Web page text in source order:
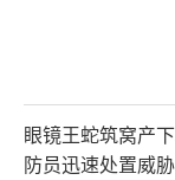
（责任编辑：0764）
眼镜王蛇筑窝产
防员迅速处置威胁